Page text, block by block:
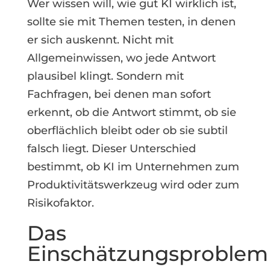
Wer wissen will, wie gut KI wirklich ist,
sollte sie mit Themen testen, in denen
er sich auskennt. Nicht mit
Allgemeinwissen, wo jede Antwort
plausibel klingt. Sondern mit
Fachfragen, bei denen man sofort
erkennt, ob die Antwort stimmt, ob sie
oberflächlich bleibt oder ob sie subtil
falsch liegt. Dieser Unterschied
bestimmt, ob KI im Unternehmen zum
Produktivitätswerkzeug wird oder zum
Risikofaktor.
Das
Einschätzungsproblem